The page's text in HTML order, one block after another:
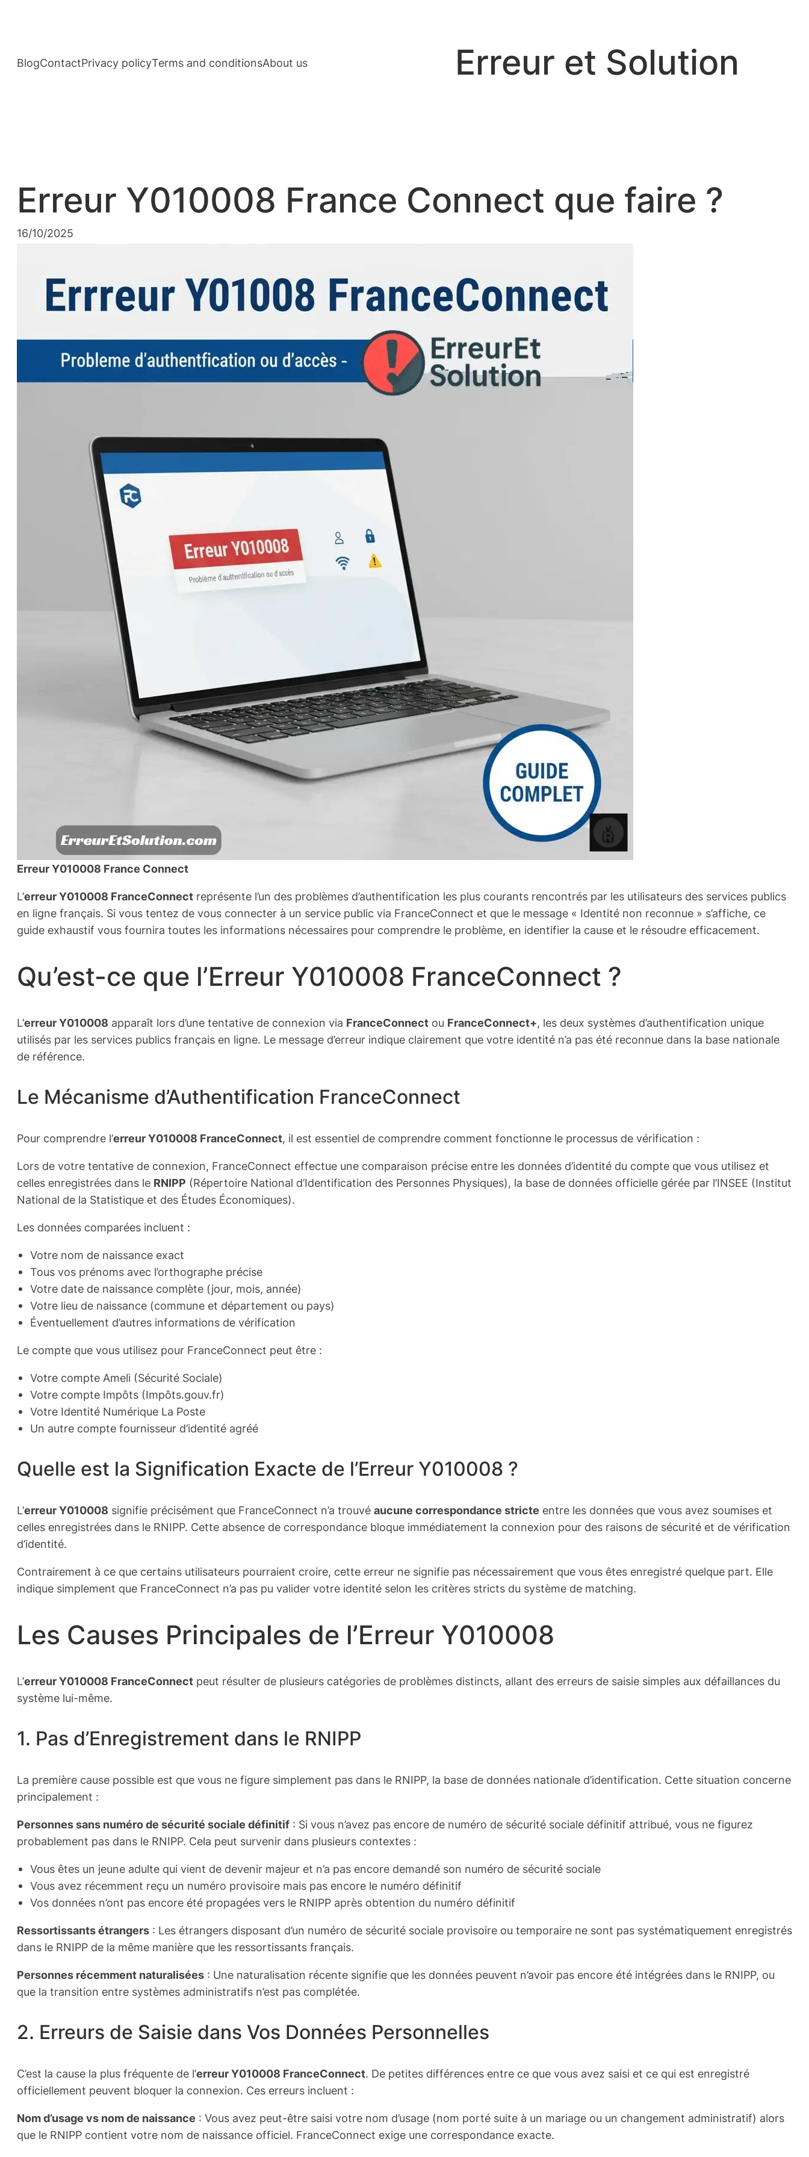
BlogContactPrivacy policyTerms and conditionsAbout us Erreur et Solution
Erreur Y010008 France Connect que faire ?
16/10/2025
Erreur Y010008 France Connect
L’erreur Y010008 FranceConnect représente l’un des problèmes d’authentification les plus courants rencontrés par les utilisateurs des services publics
en ligne français. Si vous tentez de vous connecter à un service public via FranceConnect et que le message « Identité non reconnue » s’affiche, ce
guide exhaustif vous fournira toutes les informations nécessaires pour comprendre le problème, en identifier la cause et le résoudre efficacement.
Qu’est-ce que l’Erreur Y010008 FranceConnect ?
L’erreur Y010008 apparaît lors d’une tentative de connexion via FranceConnect ou FranceConnect+, les deux systèmes d’authentification unique
utilisés par les services publics français en ligne. Le message d’erreur indique clairement que votre identité n’a pas été reconnue dans la base nationale
de référence.
Le Mécanisme d’Authentification FranceConnect
Pour comprendre l’erreur Y010008 FranceConnect, il est essentiel de comprendre comment fonctionne le processus de vérification :
Lors de votre tentative de connexion, FranceConnect effectue une comparaison précise entre les données d’identité du compte que vous utilisez et
celles enregistrées dans le RNIPP (Répertoire National d’Identification des Personnes Physiques), la base de données officielle gérée par l’INSEE (Institut
National de la Statistique et des Études Économiques).
Les données comparées incluent :
Votre nom de naissance exact
Tous vos prénoms avec l’orthographe précise
Votre date de naissance complète (jour, mois, année)
Votre lieu de naissance (commune et département ou pays)
Éventuellement d’autres informations de vérification
Le compte que vous utilisez pour FranceConnect peut être :
Votre compte Ameli (Sécurité Sociale)
Votre compte Impôts (Impôts.gouv.fr)
Votre Identité Numérique La Poste
Un autre compte fournisseur d’identité agréé
Quelle est la Signification Exacte de l’Erreur Y010008 ?
L’erreur Y010008 signifie précisément que FranceConnect n’a trouvé aucune correspondance stricte entre les données que vous avez soumises et
celles enregistrées dans le RNIPP. Cette absence de correspondance bloque immédiatement la connexion pour des raisons de sécurité et de vérification
d’identité.
Contrairement à ce que certains utilisateurs pourraient croire, cette erreur ne signifie pas nécessairement que vous êtes enregistré quelque part. Elle
indique simplement que FranceConnect n’a pas pu valider votre identité selon les critères stricts du système de matching.
Les Causes Principales de l’Erreur Y010008
L’erreur Y010008 FranceConnect peut résulter de plusieurs catégories de problèmes distincts, allant des erreurs de saisie simples aux défaillances du
système lui-même.
1. Pas d’Enregistrement dans le RNIPP
La première cause possible est que vous ne figure simplement pas dans le RNIPP, la base de données nationale d’identification. Cette situation concerne
principalement :
Personnes sans numéro de sécurité sociale définitif : Si vous n’avez pas encore de numéro de sécurité sociale définitif attribué, vous ne figurez
probablement pas dans le RNIPP. Cela peut survenir dans plusieurs contextes :
Vous êtes un jeune adulte qui vient de devenir majeur et n’a pas encore demandé son numéro de sécurité sociale
Vous avez récemment reçu un numéro provisoire mais pas encore le numéro définitif
Vos données n’ont pas encore été propagées vers le RNIPP après obtention du numéro définitif
Ressortissants étrangers : Les étrangers disposant d’un numéro de sécurité sociale provisoire ou temporaire ne sont pas systématiquement enregistrés
dans le RNIPP de la même manière que les ressortissants français.
Personnes récemment naturalisées : Une naturalisation récente signifie que les données peuvent n’avoir pas encore été intégrées dans le RNIPP, ou
que la transition entre systèmes administratifs n’est pas complétée.
2. Erreurs de Saisie dans Vos Données Personnelles
C’est la cause la plus fréquente de l’erreur Y010008 FranceConnect. De petites différences entre ce que vous avez saisi et ce qui est enregistré
officiellement peuvent bloquer la connexion. Ces erreurs incluent :
Nom d’usage vs nom de naissance : Vous avez peut-être saisi votre nom d’usage (nom porté suite à un mariage ou un changement administratif) alors
que le RNIPP contient votre nom de naissance officiel. FranceConnect exige une correspondance exacte.